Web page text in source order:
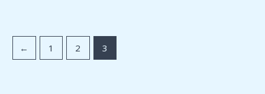
← 1 2 3